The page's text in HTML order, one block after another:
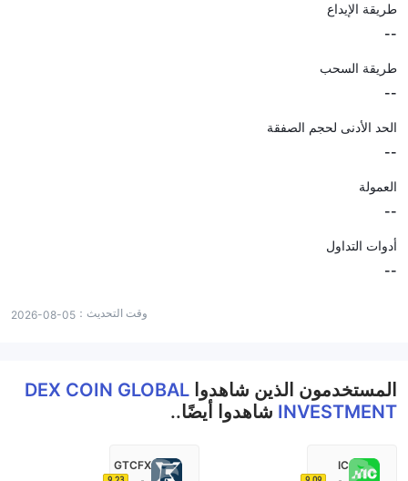
طريقة الإيداع
--
طريقة السحب
--
الحد الأدنى لحجم الصفقة
--
العمولة
--
أدوات التداول
--
وقت التحديث： 2026-08-05
المستخدمون الذين شاهدوا DEX COIN GLOBAL
INVESTMENT شاهدوا أيضًا..
IC
GTCFX